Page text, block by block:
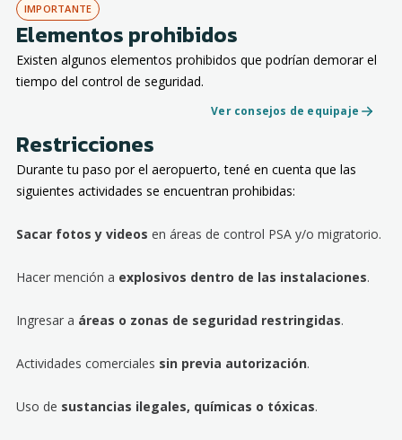
IMPORTANTE
Elementos prohibidos
Existen algunos elementos prohibidos que podrían demorar el
tiempo del control de seguridad.
Ver consejos de equipaje
Restricciones
Durante tu paso por el aeropuerto, tené en cuenta que las
siguientes actividades se encuentran prohibidas:
Sacar fotos y videos en áreas de control PSA y/o migratorio.
Hacer mención a explosivos dentro de las instalaciones.
Ingresar a áreas o zonas de seguridad restringidas.
Actividades comerciales sin previa autorización.
Uso de sustancias ilegales, químicas o tóxicas.